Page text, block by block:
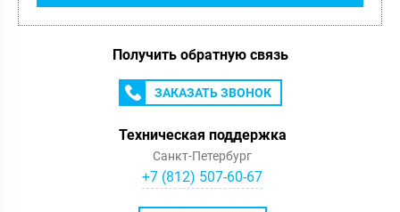
Получить обратную связь
ЗАКАЗАТЬ ЗВОНОК
Техническая поддержка
Санкт-Петербург
+7 (812) 507-60-67